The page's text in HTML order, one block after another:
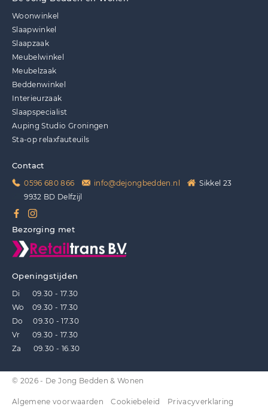
Woonwinkel
Slaapwinkel
Slaapzaak
Meubelwinkel
Meubelzaak
Beddenwinkel
Interieurzaak
Slaapspecialist
Auping Studio Groningen
Sta-op relaxfauteuils
Contact
0596 680 866 info@dejongbedden.nl
Sikkel 23
9932 BD Delfzijl
Bezorging met
Openingstijden
Di 09.30 - 17.30
Wo 09.30 - 17.30
Do 09.30 - 17.30
Vr 09.30 - 17.30
Za 09.30 - 16.30
© 2026 - De Jong Bedden & Wonen
Algemene voorwaarden Cookiebeleid Privacyverklaring